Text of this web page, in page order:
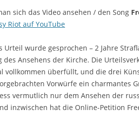
sich das Video ansehen / den Song
Riot auf YouTube
Urteil wurde gesprochen – 2 Jahre
des Ansehens der Kirche. Die
vollkommen überfüllt, und die drei
Vorwürfe ein charmantes
vermutlich nur dem Ansehen der
inzwischen hat die Online-Petition